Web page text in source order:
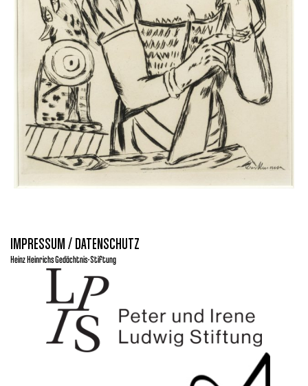
IMPRESSUM / DATENSCHUTZ
Heinz Heinrichs Gedächtnis-Stiftung